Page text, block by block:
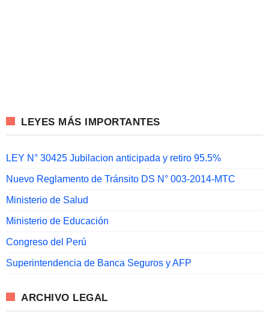
LEYES MÁS IMPORTANTES
LEY N° 30425 Jubilacion anticipada y retiro 95.5%
Nuevo Reglamento de Tránsito DS N° 003-2014-MTC
Ministerio de Salud
Ministerio de Educación
Congreso del Perú
Superintendencia de Banca Seguros y AFP
ARCHIVO LEGAL